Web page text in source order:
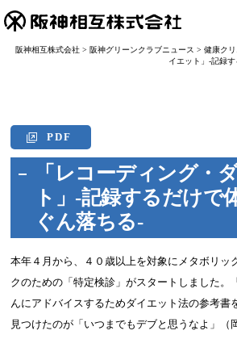
阪神相互株式会社> 阪神グリーンクラブニュース > 健康ク
イエット」-記録
PDF
「レコーディング・
ト」-記録するだけで
ぐん落ちる-
本年４月から、４０歳以上を対象にメタボリッ
クのための「特定検診」がスタートしました。
んにアドバイスするためダイエット法の参考書
見つけたのが「いつまでもデブと思うなよ」（